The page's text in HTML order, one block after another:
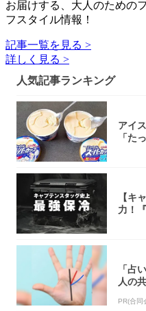
お届けする、大人のための
フスタイル情報！
記事一覧を見る >
詳しく見る >
人気記事ランキング
アイ
「た
【キ
力！
「占
人の
PR(合同